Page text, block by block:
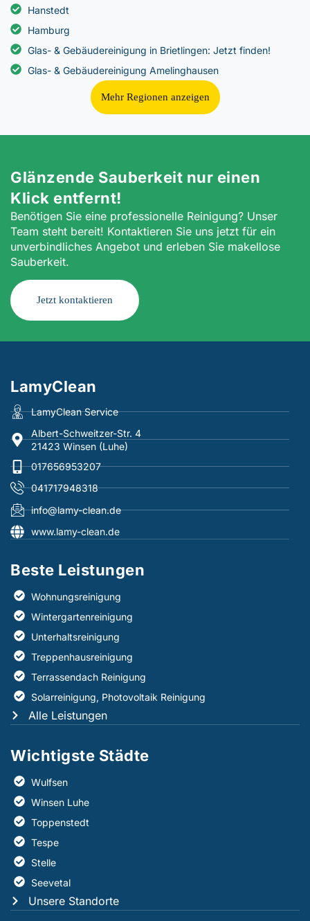
Hanstedt
Hamburg
Glas- & Gebäudereinigung in Brietlingen: Jetzt finden!
Glas- & Gebäudereinigung Amelinghausen
Mehr Regionen anzeigen
Glänzende Sauberkeit nur einen
Klick entfernt!
Benötigen Sie eine professionelle Reinigung? Unser
Team steht bereit! Kontaktieren Sie uns jetzt für ein
unverbindliches Angebot und erleben Sie makellose
Sauberkeit.
Jetzt kontaktieren
LamyClean
LamyClean Service
Albert-Schweitzer-Str. 4
21423 Winsen (Luhe)
017656953207
041717948318
info@lamy-clean.de
www.lamy-clean.de
Beste Leistungen​
Wohnungsreinigung
Wintergartenreinigung
Unterhaltsreinigung
Treppenhausreinigung
Terrassendach Reinigung
Solarreinigung, Photovoltaik Reinigung
Alle Leistungen
Wichtigste Städte
Wulfsen
Winsen Luhe
Toppenstedt
Tespe
Stelle
Seevetal
Unsere Standorte